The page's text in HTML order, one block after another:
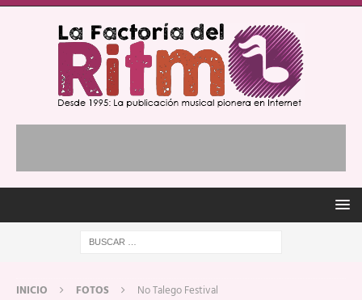
INICIO FOTOS No Talego Festival